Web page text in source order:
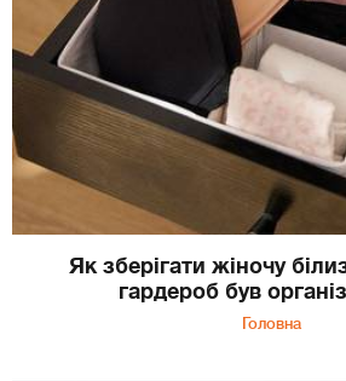
Як зберігати жіночу
гардероб був
Головна